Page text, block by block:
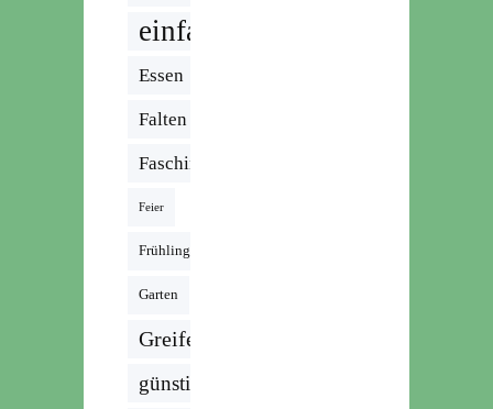
einfach
Essen
Falten
Fasching
Feier
Frühling
Garten
Greifen
günstig